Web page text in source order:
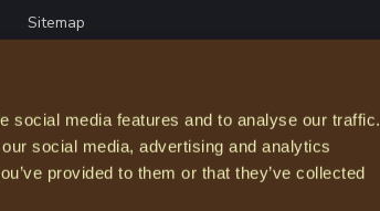
social media features and to analyse our traffic.
social media, advertising and analytics
provided to them or that they’ve collected
Sitemap